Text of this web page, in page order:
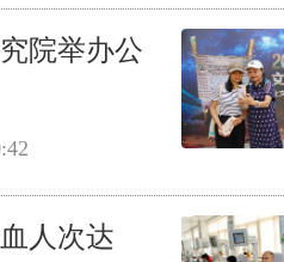
院举办公
人次达